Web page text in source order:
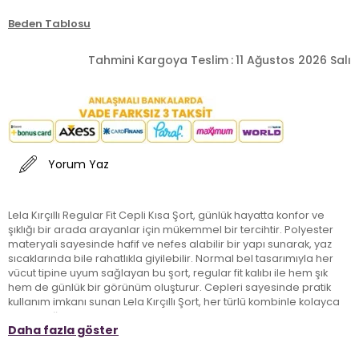
Beden Tablosu
Tahmini Kargoya Teslim :11 Ağustos 2026 Salı
Yorum Yaz
Lela Kırçıllı Regular Fit Cepli Kısa Şort, günlük hayatta konfor ve
şıklığı bir arada arayanlar için mükemmel bir tercihtir. Polyester
materyali sayesinde hafif ve nefes alabilir bir yapı sunarak, yaz
sıcaklarında bile rahatlıkla giyilebilir. Normal bel tasarımıyla her
vücut tipine uyum sağlayan bu şort, regular fit kalıbı ile hem şık
hem de günlük bir görünüm oluşturur. Cepleri sayesinde pratik
kullanım imkanı sunan Lela Kırçıllı Şort, her türlü kombinle kolayca
uyum sağlar ve stilinize zarif bir dokunuş katar. Yetişkinler için
tasarlanmış bu parça, hem rahatlığı hem de şıklığı ile farklı
Daha fazla göster